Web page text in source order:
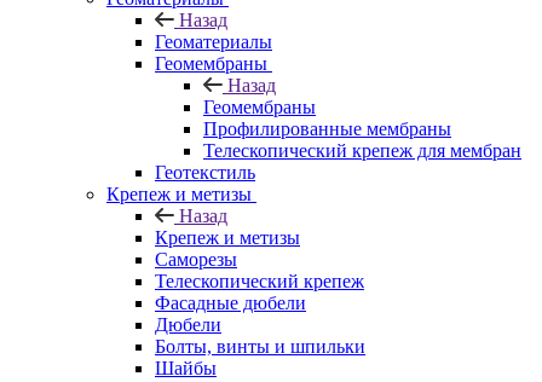
Назад
Геоматериалы
Геомембраны
Назад
Геомембраны
Профилированные мембраны
Телескопический крепеж для мембран
Геотекстиль
Крепеж и метизы
Назад
Крепеж и метизы
Саморезы
Телескопический крепеж
Фасадные дюбели
Дюбели
Болты, винты и шпильки
Шайбы